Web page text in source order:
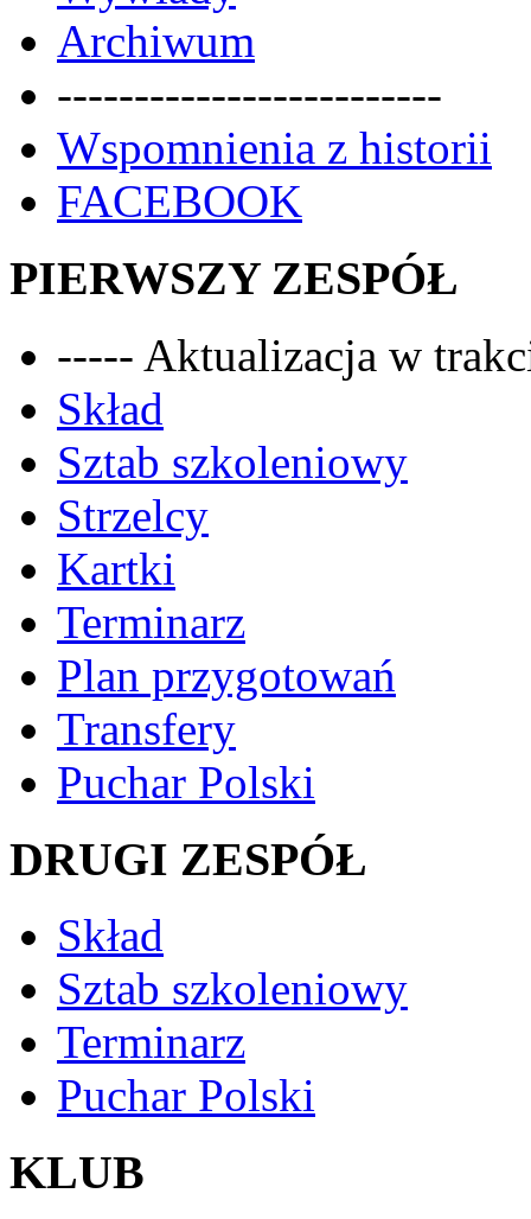
Archiwum
-------------------------
Wspomnienia z historii
FACEBOOK
PIERWSZY ZESPÓŁ
----- Aktualizacja w
Skład
Sztab szkoleniowy
Strzelcy
Kartki
Terminarz
Plan przygotowań
Transfery
Puchar Polski
DRUGI ZESPÓŁ
Skład
Sztab szkoleniowy
Terminarz
Puchar Polski
KLUB